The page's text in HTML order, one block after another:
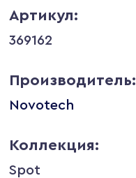
Артикул:
369162
Производитель:
Novotech
Коллекция:
Spot